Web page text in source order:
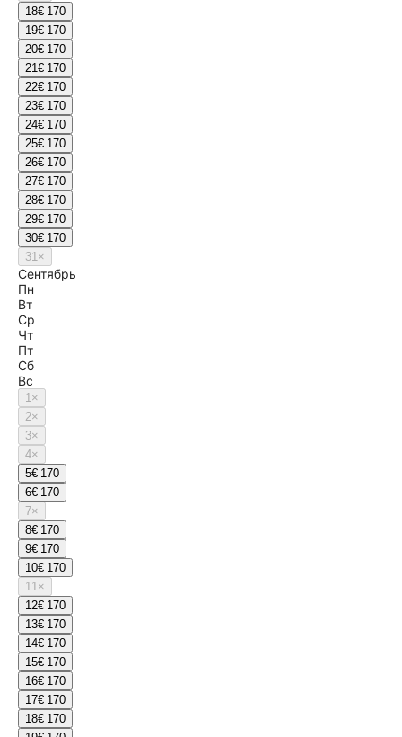
18€ 170
19€ 170
20€ 170
21€ 170
22€ 170
23€ 170
24€ 170
25€ 170
26€ 170
27€ 170
28€ 170
29€ 170
30€ 170
31×
Сентябрь
Пн
Вт
Ср
Чт
Пт
Сб
Вс
1×
2×
3×
4×
5€ 170
6€ 170
7×
8€ 170
9€ 170
10€ 170
11×
12€ 170
13€ 170
14€ 170
15€ 170
16€ 170
17€ 170
18€ 170